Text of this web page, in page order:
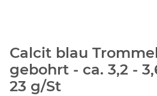
Calcit blau
gebohrt - ca. 3,2 -
23 g/St